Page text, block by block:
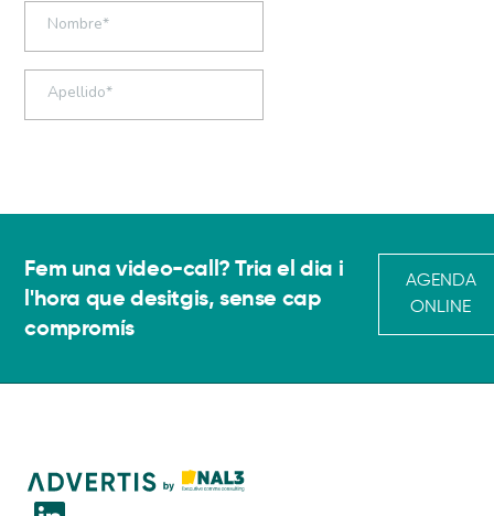
Fem una video-call? Tria el dia i
l'hora que desitgis, sense cap
compromís
AGENDA
ONLINE